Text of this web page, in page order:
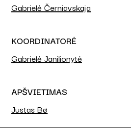
Gabrielė Černiavskaja
KOORDINATORĖ
Gabrielė Janilionytė
APŠVIETIMAS
Justas Bø